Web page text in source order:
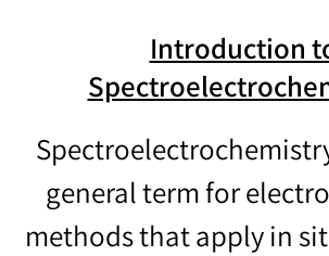
Introduction
general term for
methods that apply in